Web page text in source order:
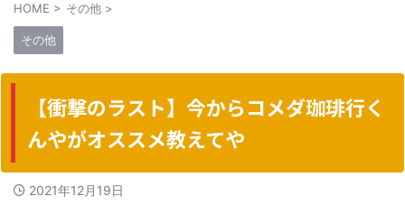
HOME > その他 >
その他
【衝撃のラスト】今からコメダ珈琲行く
んやがオススメ教えてや
2021年12月19日